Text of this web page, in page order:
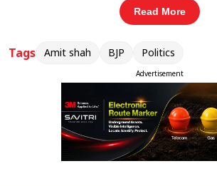
पार्टी सूत्रों और राजनीतिक हलकों में
कर सकता है। माना जा रहा है कि उन्हें
संगठन महामंत्री अथवा सीधे राष्ट्रीय
महत्वपूर्ण जिम्मेदारी सौंपी जा सकती है।
संबंधित खबरें
Read More
Tags Amit shah BJP Politics
Advertisement